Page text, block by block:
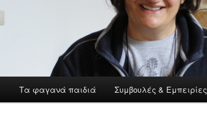
Τα φαγανά παιδιά Συμβουλές & Εμπειρίες